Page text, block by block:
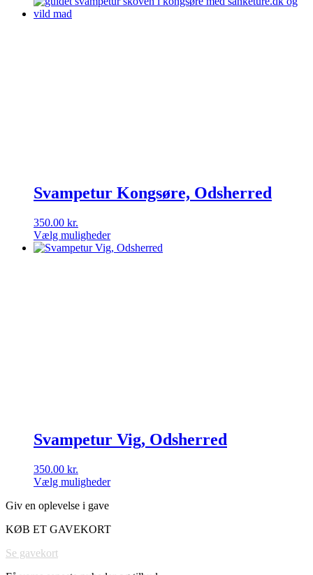
Svampetur Kongsøre, Odsherred
350.00 kr.
Vælg muligheder
Dette
Svampetur Vig, Odsherred
350.00 kr.
Vælg muligheder
vare
flere
Mulighederne
Giv en oplevelse i gave
KØB ET GAVEKORT
Se gavekort